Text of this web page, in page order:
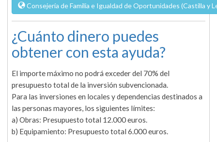
Consejería de Familia e Igualdad de Oportunidades (Castilla y
¿Cuánto dinero puedes
obtener con esta ayuda?
El importe máximo no podrá exceder del 70% del
presupuesto total de la inversión subvencionada.
Para las inversiones en locales y dependencias destinados a
las personas mayores, los siguientes límites:
a) Obras: Presupuesto total 12.000 euros.
b) Equipamiento: Presupuesto total 6.000 euros.